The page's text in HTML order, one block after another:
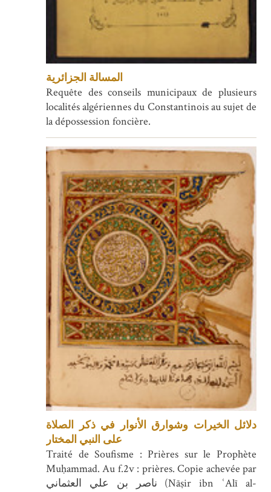
المسالة الجزائرية
Requête des conseils municipaux de plusieurs
localités algériennes du Constantinois au sujet de
la dépossession foncière.
دلائل الخيرات وشوارق الأنوار في ذكر الصلاة
على النبي المختار
Traité de Soufisme : Prières sur le Prophète
Muḥammad. Au f.2v : prières. Copie achevée par
ناصر بن علي العثماني (Nāṣir ibn ʿAlī al-